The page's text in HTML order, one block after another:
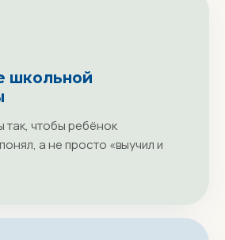
школьной
так, чтобы ребёнок
а не просто «выучил и